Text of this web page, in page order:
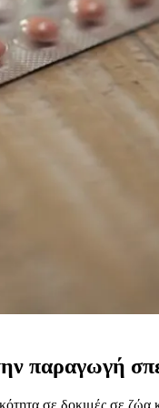
παραγωγή
σε δοκιμές σε